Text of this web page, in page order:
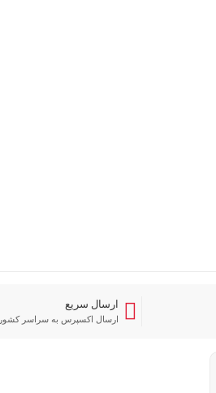
ارسال سریع
ارسال اکسپرس به سراسر کشور